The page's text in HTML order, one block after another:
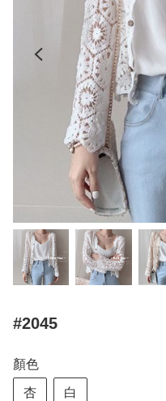
#2045
顏色
杏 白